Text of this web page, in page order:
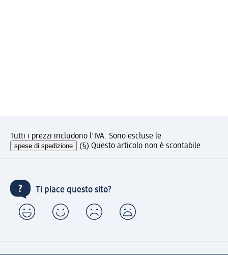
Tutti i prezzi includono l'IVA. Sono escluse le
spese di spedizione .(§) Questo articolo non è scontabile.
Ti piace questo sito?